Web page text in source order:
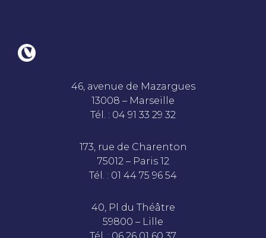
46, avenue de Mazargues
13008 – Marseille
Tél. : 04 91 33 29 32
173, rue de Charenton
75012 – Paris 12
Tél. : 01 44 75 96 54
40, Pl du Théâtre
59800 – Lille